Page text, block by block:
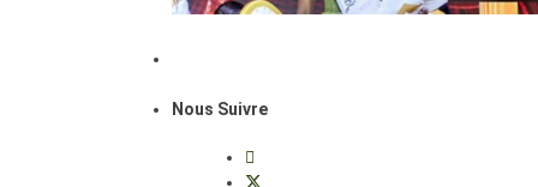
Nous Suivre